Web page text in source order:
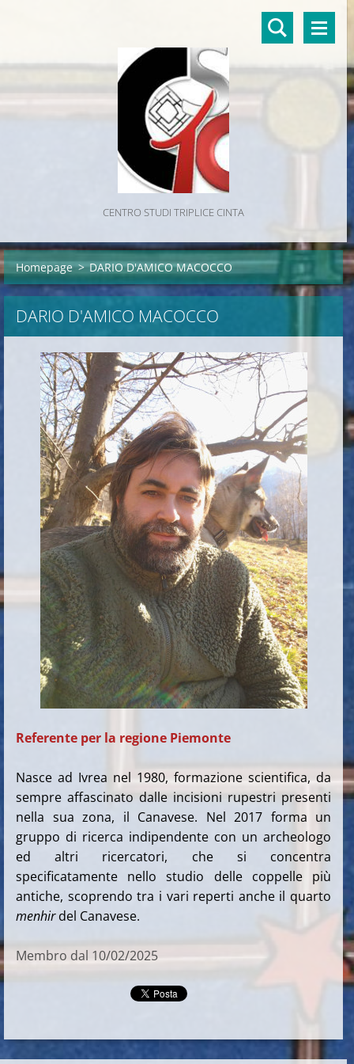
CENTRO STUDI TRIPLICE CINTA
Homepage > DARIO D'AMICO MACOCCO
DARIO D'AMICO MACOCCO
Referente per la regione Piemonte
Nasce ad Ivrea nel 1980, formazione scientifica, da
sempre affascinato dalle incisioni rupestri presenti
nella sua zona, il Canavese. Nel 2017 forma un
gruppo di ricerca indipendente con un archeologo
ed altri ricercatori, che si concentra
specificatamente nello studio delle coppelle più
antiche, scoprendo tra i vari reperti anche il quarto
menhirdel Canavese.
Membro dal 10/02/2025